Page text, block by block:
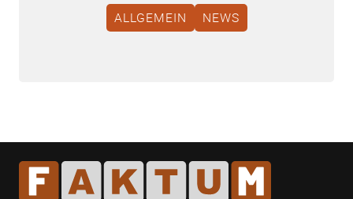
ALLGEMEIN NEWS